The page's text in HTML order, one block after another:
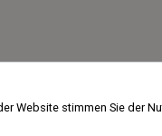
Website stimmen Sie der
Website stimmen Sie der